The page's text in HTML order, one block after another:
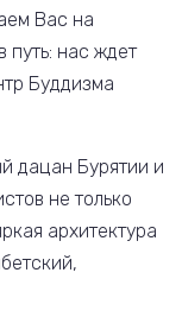
Вас на
путь: нас ждет
Буддизма
дацан Бурятии и
не только
архитектура